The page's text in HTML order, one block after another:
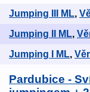
Jumping III ML,
Jumping II ML,
Jumping I ML,
Pardubice -